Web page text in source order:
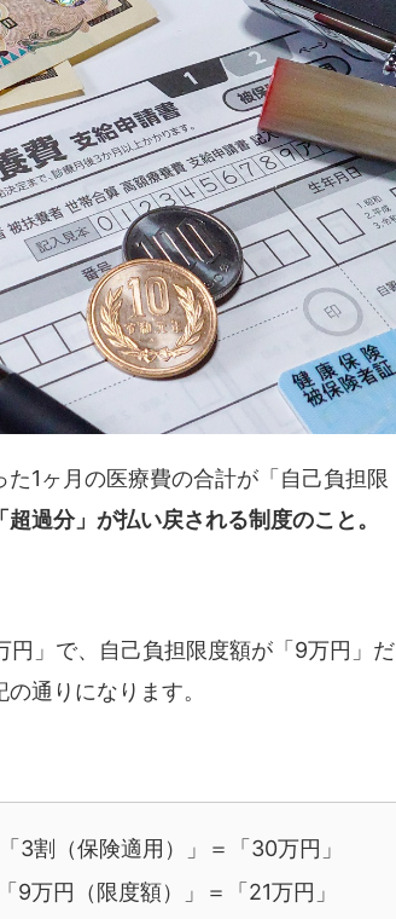
1ヶ月の医療費の合計が「自己負担限
過分」が払い戻される制度のこと。
円」で、自己負担限度額が「9万円」だ
通りになります。
3割（保険適用）」＝「30万円」
9万円（限度額）」＝「21万円」